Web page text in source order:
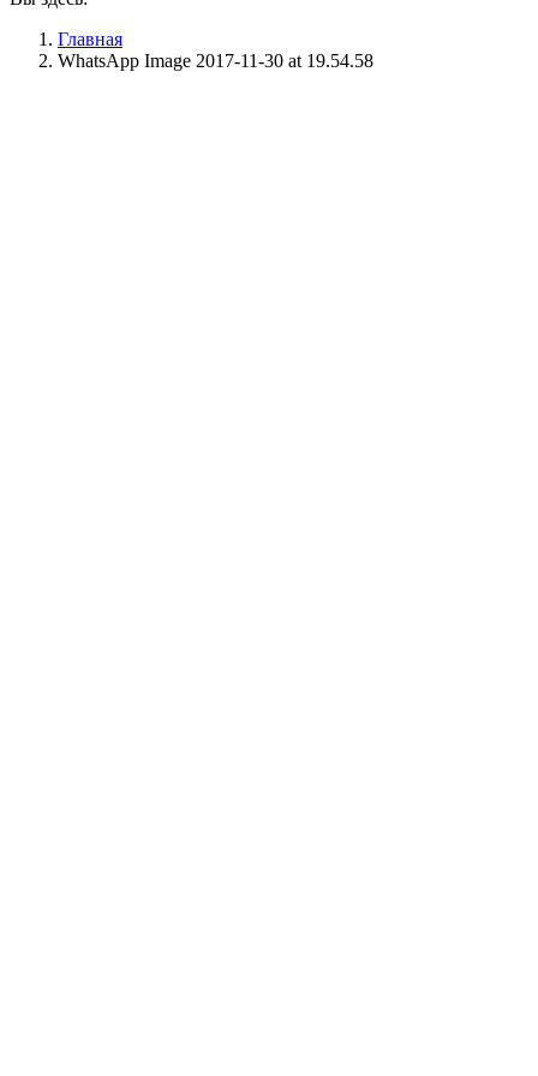
Главная
WhatsApp Image 2017-11-30 at 19.54.58